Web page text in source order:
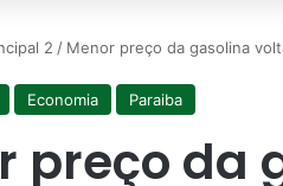
2 / Menor preço da gasolina
Economia Paraiba
preço da